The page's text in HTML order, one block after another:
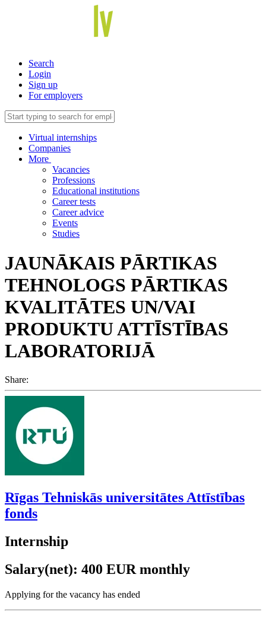
Search
Login
Sign up
For employers
Virtual internships
Companies
More
Vacancies
Professions
Educational institutions
Career tests
Career advice
Events
Studies
JAUNĀKAIS PĀRTIKAS
TEHNOLOGS PĀRTIKAS
KVALITĀTES UN/VAI
PRODUKTU ATTĪSTĪBAS
LABORATORIJĀ
Share:
Rīgas Tehniskās universitātes Attīstības
fonds
Internship
Salary(net): 400 EUR monthly
Applying for the vacancy has ended